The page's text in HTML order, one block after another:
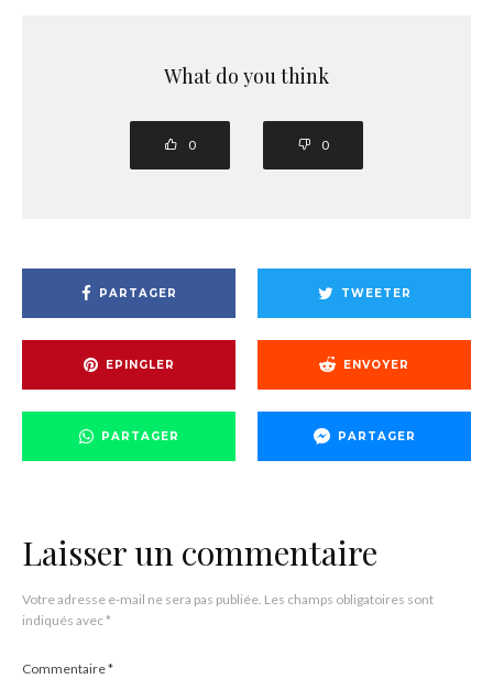
What do you think
0 0
PARTAGER TWEETER
EPINGLER ENVOYER
PARTAGER PARTAGER
Laisser un commentaire
Votre adresse e-mail ne sera pas publiée. Les champs obligatoires sont
indiqués avec*
Commentaire*